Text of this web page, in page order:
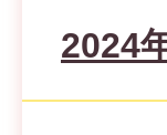
2024